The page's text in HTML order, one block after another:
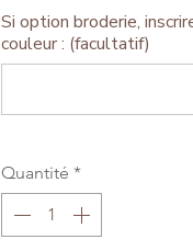
Si option broderie,
couleur : (facultatif)
Quantité *